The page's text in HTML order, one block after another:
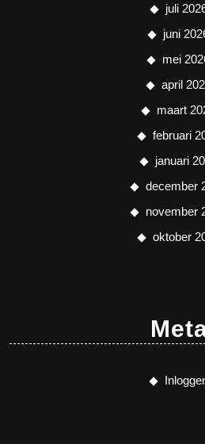
juli
juni
mei
april
maart
februari
januari
december
november
oktober